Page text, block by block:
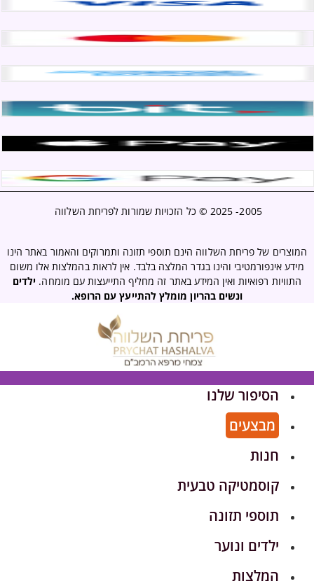
2005- 2025 © כל הזכויות שמורות לפריחת השלווה
המוצרים של פריחת השלווה הינם תוספי תזונה ותמרוקים והאמור באתר הינו
מידע אינפורמטיבי והינו בגדר המלצה בלבד. אין לראות בהמלצות אלו משום
התוויות רפואיות ואין המידע באתר זה מחליף התייעצות עם מומחה. ילדים
ונשים בהריון מומלץ להתייעץ עם הרופא.
הסיפור שלנו
מבצעים
חנות
קוסמטיקה טבעית
תוספי תזונה
ילדים ונוער
המלצות